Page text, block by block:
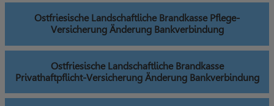
Ostfriesische Landschaftliche Brandkasse Pflege-
Versicherung Änderung Bankverbindung
Ostfriesische Landschaftliche Brandkasse
Privathaftpflicht-Versicherung Änderung Bankverbindung